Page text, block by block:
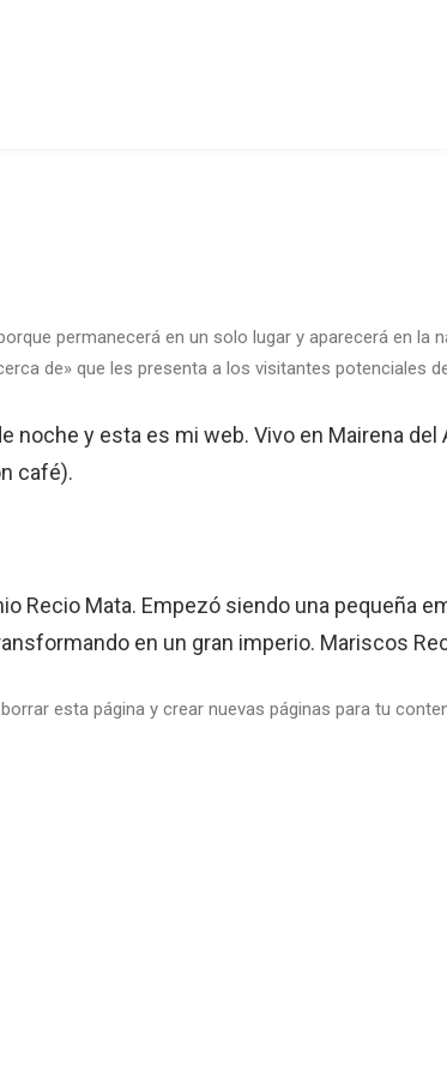
permanecerá en un solo lugar y aparecerá en la
de» que les presenta a los visitantes potenciales
noche y esta es mi web. Vivo en Mairena
café).
Recio Mata. Empezó siendo una pequeña
en un gran imperio. Mariscos
esta página y crear nuevas páginas para tu